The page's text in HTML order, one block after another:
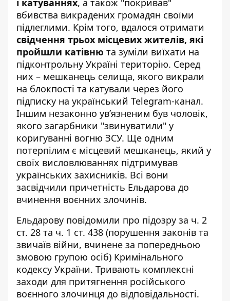
і катуваннях, а також "покривав"
вбивства викрадених громадян своїми
підлеглими. Крім того, вдалося отримати
свідчення трьох місцевих жителів, які
пройшли катівню та зуміли виїхати на
підконтрольну Україні територію. Серед
них – мешканець селища, якого викрали
на блокпості та катували через його
підписку на український Telegram-канал.
Іншим незаконно ув’язненим був чоловік,
якого загарбники "звинуватили" у
коригуванні вогню ЗСУ. Ще одним
потерпілим є місцевий мешканець, який у
своїх висловлюваннях підтримував
українських захисників. Всі вони
засвідчили причетність Ельдарова до
вчинення воєнних злочинів.
Ельдарову повідомили про підозру за ч. 2
ст. 28 та ч. 1 ст. 438 (порушення законів та
звичаїв війни, вчинене за попередньою
змовою групою осіб) Кримінального
кодексу України. Тривають комплексні
заходи для притягнення російського
воєнного злочинця до відповідальності.